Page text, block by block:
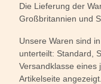
Die Lieferung der
Großbritannien und
Unsere Waren sind
unterteilt: Standard,
Versandklasse eines
Artikelseite